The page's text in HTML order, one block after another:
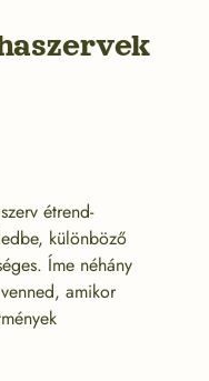
étrend-
különböző
Íme néhány
amikor